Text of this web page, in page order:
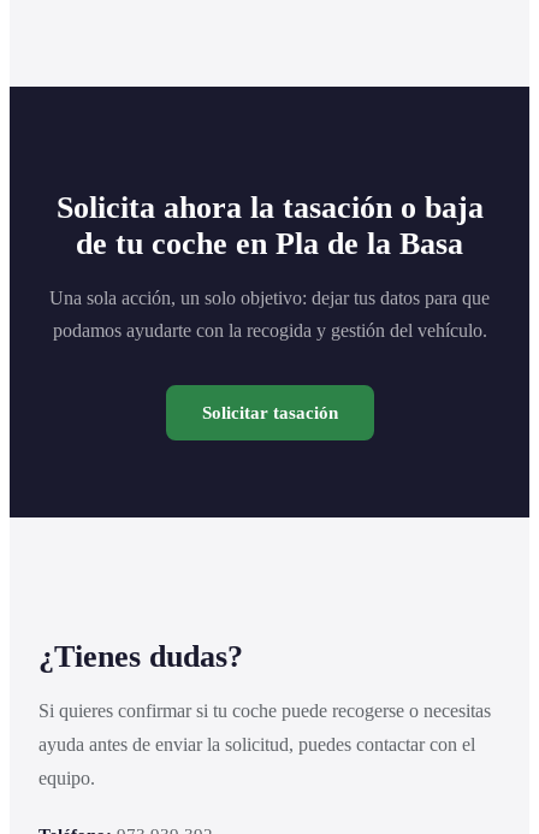
Solicita ahora la tasación o baja
de tu coche en Pla de la Basa
Una sola acción, un solo objetivo: dejar tus datos para que
podamos ayudarte con la recogida y gestión del vehículo.
Solicitar tasación
¿Tienes dudas?
Si quieres confirmar si tu coche puede recogerse o necesitas
ayuda antes de enviar la solicitud, puedes contactar con el
equipo.